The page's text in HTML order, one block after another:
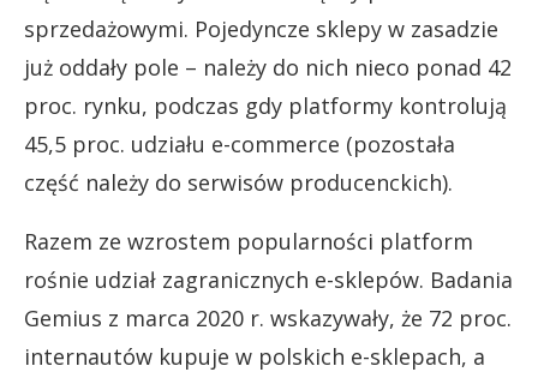
sprzedażowymi. Pojedyncze sklepy w zasadzie
już oddały pole – należy do nich nieco ponad 42
proc. rynku, podczas gdy platformy kontrolują
45,5 proc. udziału e-commerce (pozostała
część należy do serwisów producenckich).
Razem ze wzrostem popularności platform
rośnie udział zagranicznych e-sklepów. Badania
Gemius z marca 2020 r. wskazywały, że 72 proc.
internautów kupuje w polskich e-sklepach, a